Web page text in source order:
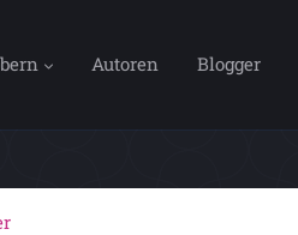
Autoren Blogger